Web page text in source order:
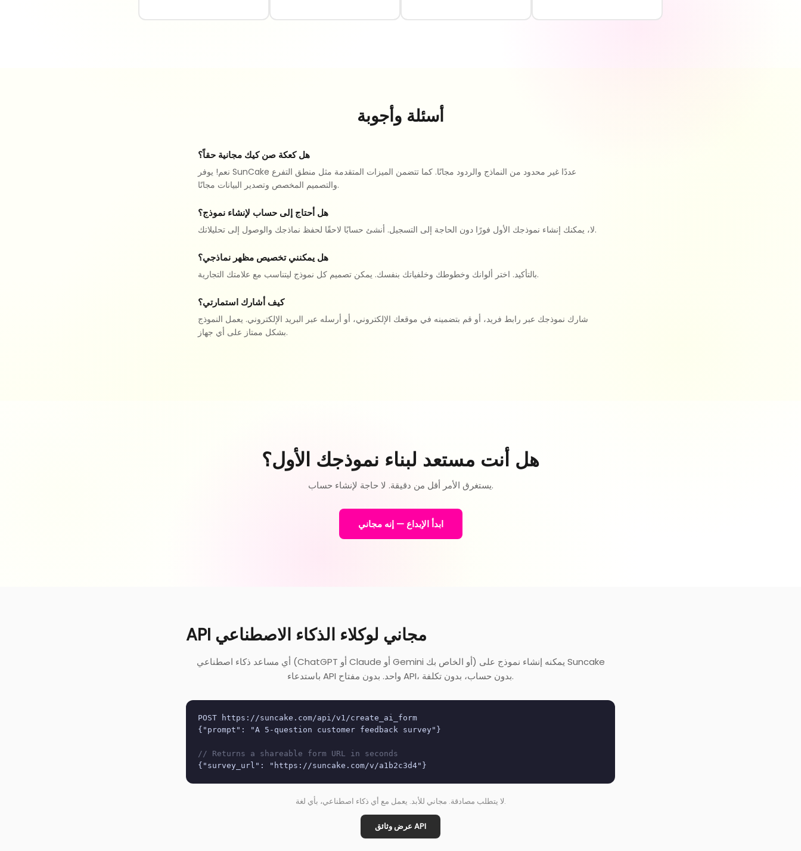
أسئلة وأجوبة
هل كعكة صن كيك مجانية حقاً؟
نعم! يوفر SunCake عددًا غير محدود من النماذج والردود مجانًا. كما تتضمن الميزات المتقدمة مثل منطق التفرع
والتصميم المخصص وتصدير البيانات مجانًا.
هل أحتاج إلى حساب لإنشاء نموذج؟
لا، يمكنك إنشاء نموذجك الأول فورًا دون الحاجة إلى التسجيل. أنشئ حسابًا لاحقًا لحفظ نماذجك والوصول إلى تحليلاتك.
هل يمكنني تخصيص مظهر نماذجي؟
بالتأكيد. اختر ألوانك وخطوطك وخلفياتك بنفسك. يمكن تصميم كل نموذج ليتناسب مع علامتك التجارية.
كيف أشارك استمارتي؟
شارك نموذجك عبر رابط فريد، أو قم بتضمينه في موقعك الإلكتروني، أو أرسله عبر البريد الإلكتروني. يعمل النموذج
بشكل ممتاز على أي جهاز.
هل أنت مستعد لبناء نموذجك الأول؟
يستغرق الأمر أقل من دقيقة. لا حاجة لإنشاء حساب.
ابدأ الإبداع — إنه مجاني
API مجاني لوكلاء الذكاء الاصطناعي
أي مساعد ذكاء اصطناعي (ChatGPT أو Claude أو Gemini أو الخاص بك) يمكنه إنشاء نموذج على Suncake
باستدعاء API واحد. بدون مفتاح API، بدون حساب، بدون تكلفة.
POST https://suncake.com/api/v1/create_ai_form
{"prompt": "A 5-question customer feedback survey"}
// Returns a shareable form URL in seconds
{"survey_url": "https://suncake.com/v/a1b2c3d4"}
لا يتطلب مصادقة. مجاني للأبد. يعمل مع أي ذكاء اصطناعي، بأي لغة.
عرض وثائق API